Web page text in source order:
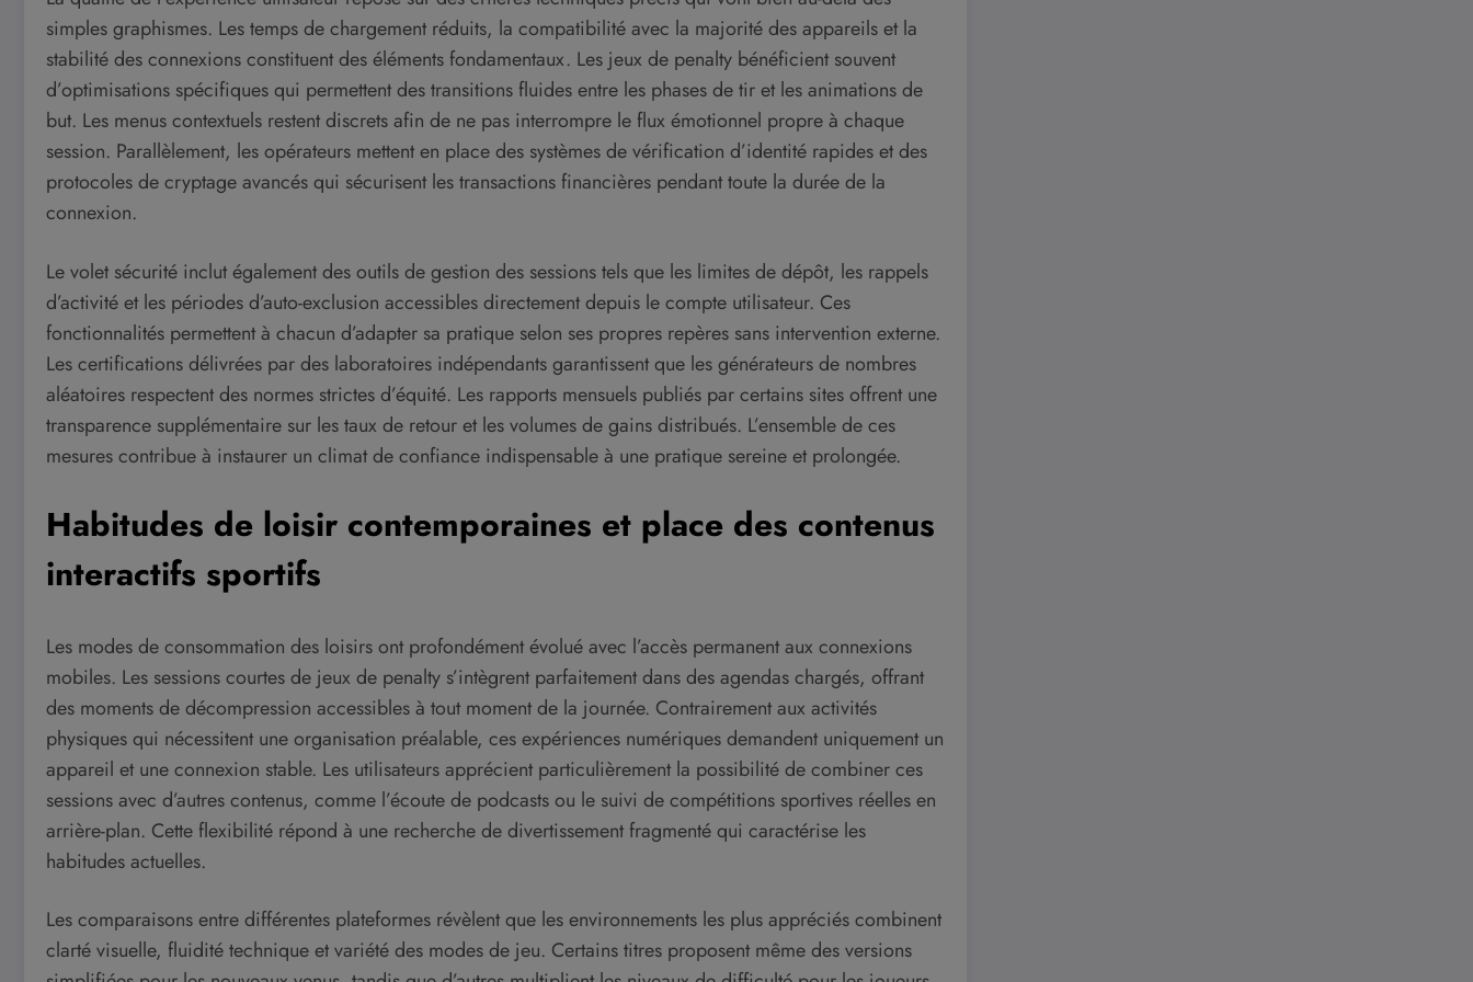
simples graphismes. Les temps de chargement réduits, la compatibilité avec la majorité des appareils et la
stabilité des connexions constituent des éléments fondamentaux. Les jeux de penalty bénéficient souvent
d’optimisations spécifiques qui permettent des transitions fluides entre les phases de tir et les animations de
but. Les menus contextuels restent discrets afin de ne pas interrompre le flux émotionnel propre à chaque
session. Parallèlement, les opérateurs mettent en place des systèmes de vérification d’identité rapides et des
protocoles de cryptage avancés qui sécurisent les transactions financières pendant toute la durée de la
connexion.
Le volet sécurité inclut également des outils de gestion des sessions tels que les limites de dépôt, les rappels
d’activité et les périodes d’auto-exclusion accessibles directement depuis le compte utilisateur. Ces
fonctionnalités permettent à chacun d’adapter sa pratique selon ses propres repères sans intervention externe.
Les certifications délivrées par des laboratoires indépendants garantissent que les générateurs de nombres
aléatoires respectent des normes strictes d’équité. Les rapports mensuels publiés par certains sites offrent une
transparence supplémentaire sur les taux de retour et les volumes de gains distribués. L’ensemble de ces
mesures contribue à instaurer un climat de confiance indispensable à une pratique sereine et prolongée.
Habitudes de loisir contemporaines et place des contenus
interactifs sportifs
Les modes de consommation des loisirs ont profondément évolué avec l’accès permanent aux connexions
mobiles. Les sessions courtes de jeux de penalty s’intègrent parfaitement dans des agendas chargés, offrant
des moments de décompression accessibles à tout moment de la journée. Contrairement aux activités
physiques qui nécessitent une organisation préalable, ces expériences numériques demandent uniquement un
appareil et une connexion stable. Les utilisateurs apprécient particulièrement la possibilité de combiner ces
sessions avec d’autres contenus, comme l’écoute de podcasts ou le suivi de compétitions sportives réelles en
arrière-plan. Cette flexibilité répond à une recherche de divertissement fragmenté qui caractérise les
habitudes actuelles.
Les comparaisons entre différentes plateformes révèlent que les environnements les plus appréciés combinent
clarté visuelle, fluidité technique et variété des modes de jeu. Certains titres proposent même des versions